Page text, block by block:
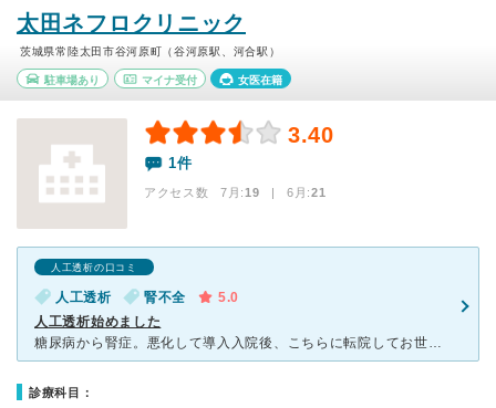
太田ネフロクリニック
茨城県常陸太田市谷河原町（谷河原駅、河合駅）
駐車場あり マイナ受付 女医在籍
3.40
1件
アクセス数 7月:19 | 6月:21
人工透析の口コミ
人工透析 腎不全
5.0
人工透析始めました
糖尿病から腎症。悪化して導入入院後、こちらに転院してお世話になってます。 家に近く、夜間透析を行っているので選びました。 夜間は月水金、午後３時〜可能です。 午前、午後の部は送迎ありますが夜間は
診療科目：